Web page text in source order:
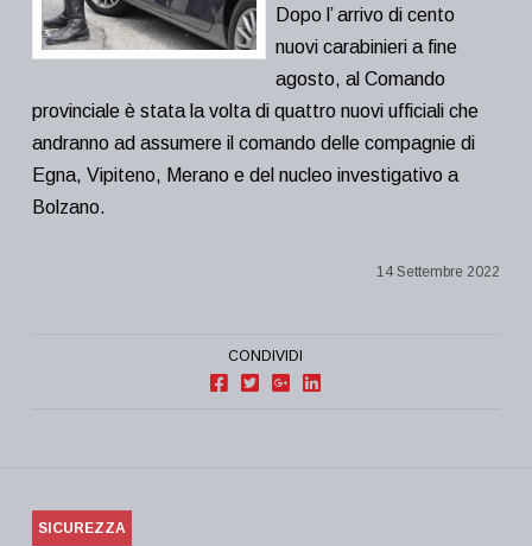
Dopo l’ arrivo di cento
nuovi carabinieri a fine
agosto, al Comando
provinciale è stata la volta di quattro nuovi ufficiali che
andranno ad assumere il comando delle compagnie di
Egna, Vipiteno, Merano e del nucleo investigativo a
Bolzano.
14 Settembre 2022
CONDIVIDI
SICUREZZA